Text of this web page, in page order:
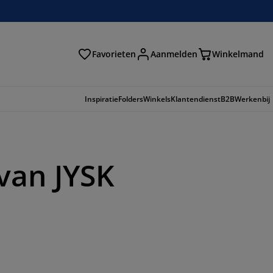
Favorieten Aanmelden Winkelmand
InspiratieFoldersWinkelsKlantendienstB2BWerkenbij
JYSK